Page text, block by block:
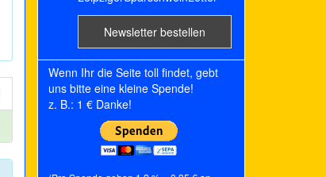
Wenn Ihr die Seite toll findet, gebt
uns bitte eine kleine Spende!
z. B.: 1 € Danke!